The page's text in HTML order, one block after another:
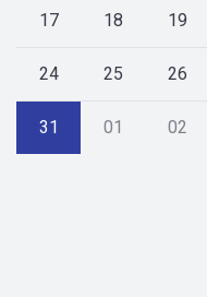
17 18 19
24 25 26
31 01 02